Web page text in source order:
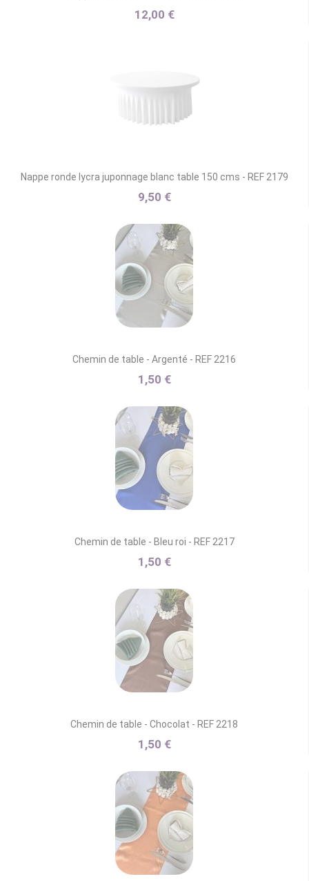
12,00 €
Nappe ronde lycra juponnage blanc table 150 cms - REF 2179
9,50 €
Chemin de table - Argenté - REF 2216
1,50 €
Chemin de table - Bleu roi - REF 2217
1,50 €
Chemin de table - Chocolat - REF 2218
1,50 €